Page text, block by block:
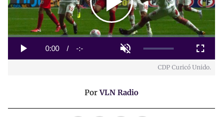
Play
Video
Play Unmute
Current
0:00 / Duration
-:-
Loaded:
Fullscreen
CDP Curicó Unido.
PorVLN Radio